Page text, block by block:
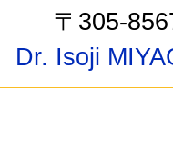
〒305-
Dr. Isoji